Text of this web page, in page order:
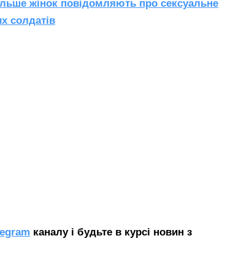
жінок повідомляють про сексуальне
солдатів
каналу і будьте в курсі новин з